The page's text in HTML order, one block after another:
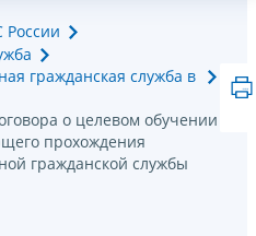
гражданская служба в
о целевом обучении
прохождения
гражданской службы